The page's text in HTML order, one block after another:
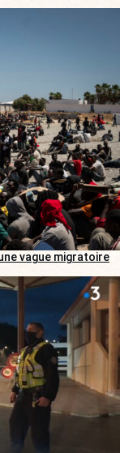
vague migratoire